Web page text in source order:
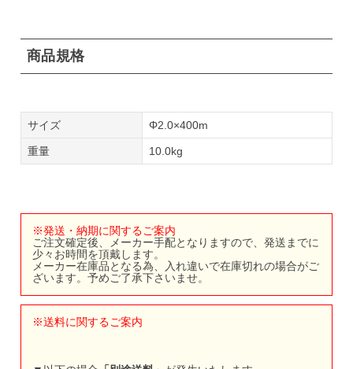
商品規格
サイズ Φ2.0×400m
重量 10.0kg
※発送・納期に関するご案内
ご注文確定後、メーカー手配となりますので、発送までに
少々お時間を頂戴します。
メーカー在庫品となる為、入れ違いで在庫切れの場合がご
ざいます。予めご了承下さいませ。
※送料に関するご案内